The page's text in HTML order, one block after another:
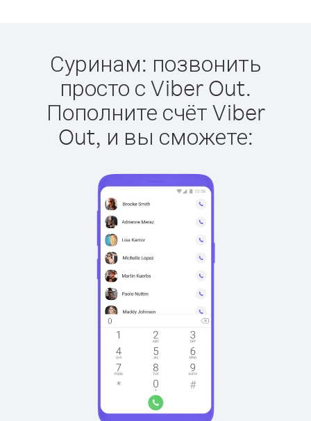
Суринам: позвонить
просто с Viber Out.
Пополните счёт Viber
Out, и вы сможете: